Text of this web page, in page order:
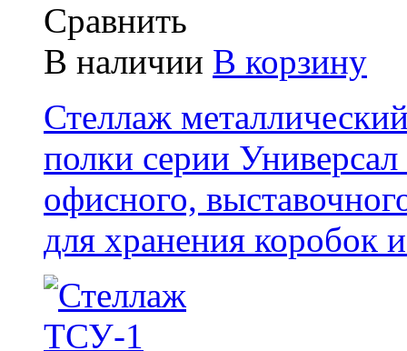
Сравнить
В наличии В корзину
Стеллаж
полки серии Универсал
офисного,
для хранения коробок